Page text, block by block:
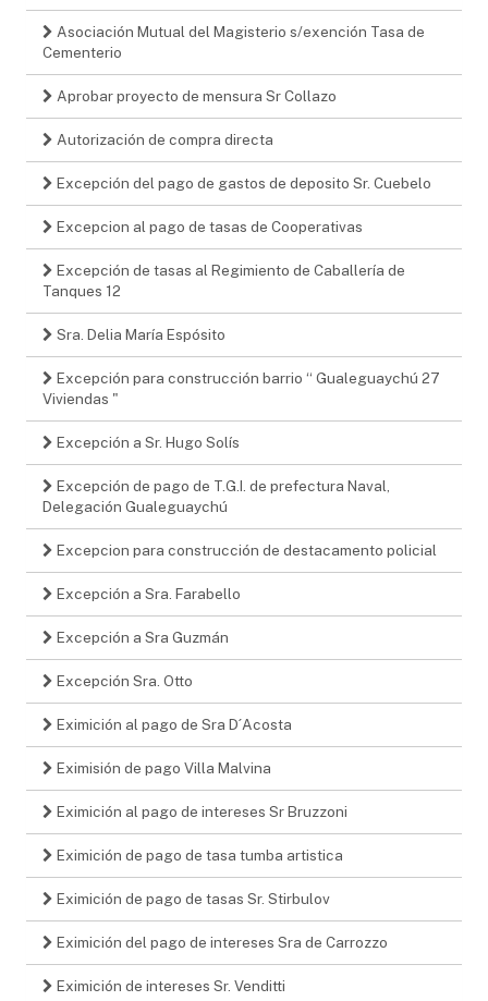
Asociación Mutual del Magisterio s/exención Tasa de
Cementerio
Aprobar proyecto de mensura Sr Collazo
Autorización de compra directa
Excepción del pago de gastos de deposito Sr. Cuebelo
Excepcion al pago de tasas de Cooperativas
Excepción de tasas al Regimiento de Caballería de
Tanques 12
Sra. Delia María Espósito
Excepción para construcción barrio “ Gualeguaychú 27
Viviendas "
Excepción a Sr. Hugo Solís
Excepción de pago de T.G.I. de prefectura Naval,
Delegación Gualeguaychú
Excepcion para construcción de destacamento policial
Excepción a Sra. Farabello
Excepción a Sra Guzmán
Excepción Sra. Otto
Eximición al pago de Sra D´Acosta
Eximisión de pago Villa Malvina
Eximición al pago de intereses Sr Bruzzoni
Eximición de pago de tasa tumba artistica
Eximición de pago de tasas Sr. Stirbulov
Eximición del pago de intereses Sra de Carrozzo
Eximición de intereses Sr. Venditti